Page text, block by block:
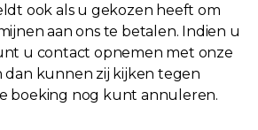
ook als u gekozen heeft om
aan ons te betalen. Indien u
u contact opnemen met onze
dan kunnen zij kijken tegen
boeking nog kunt annuleren.